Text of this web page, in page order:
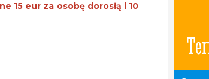
15 eur za osobę dorosłą i 10